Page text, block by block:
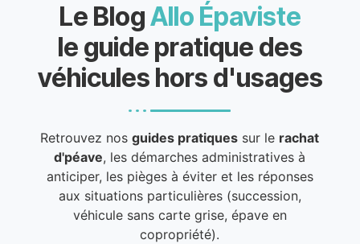
Le BlogAllo Épaviste
le guide pratique des
véhicules hors d'usages
Retrouvez nosguides pratiques sur le rachat
d'péave, les démarches administratives à
anticiper, les pièges à éviter et les réponses
aux situations particulières (succession,
véhicule sans carte grise, épave en
copropriété).